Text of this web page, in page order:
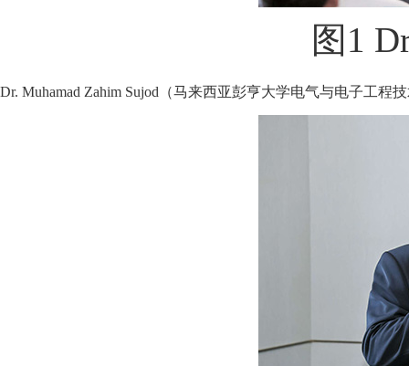
图1
Dr. Muhamad Zahim Sujod（马来西亚彭亨大学电气与电子工